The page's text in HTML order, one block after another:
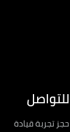
للتواصل
حجز تجربة قيادة